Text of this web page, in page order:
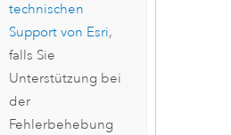
technischen
Supportvon Esri,
falls Sie
Unterstützung bei
der
Fehlerbehebung